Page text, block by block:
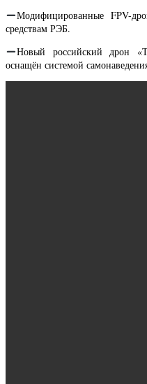
Модифицированные FPV-
средствам РЭБ.
Новый российский дрон
оснащён системой